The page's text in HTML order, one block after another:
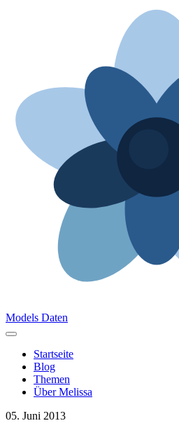
Models Daten
Startseite
Blog
Themen
Über Melissa
05. Juni 2013